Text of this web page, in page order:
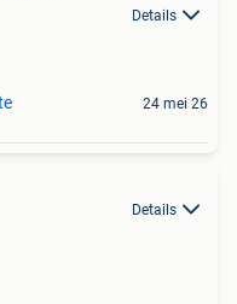
Details
24 mei 26
Details